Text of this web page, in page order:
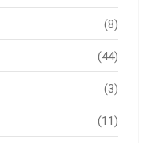
(8)
(44)
(3)
(11)